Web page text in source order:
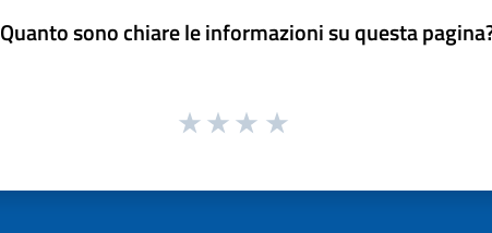
Quanto sono chiare le informazioni su questa